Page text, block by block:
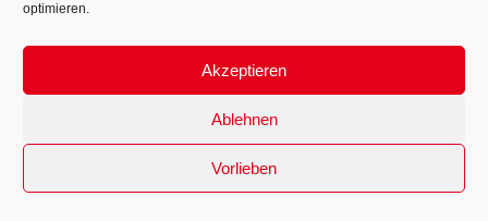
optimieren.
Akzeptieren
Ablehnen
Vorlieben
Copyright ©AWO Kreisverband Bamberg